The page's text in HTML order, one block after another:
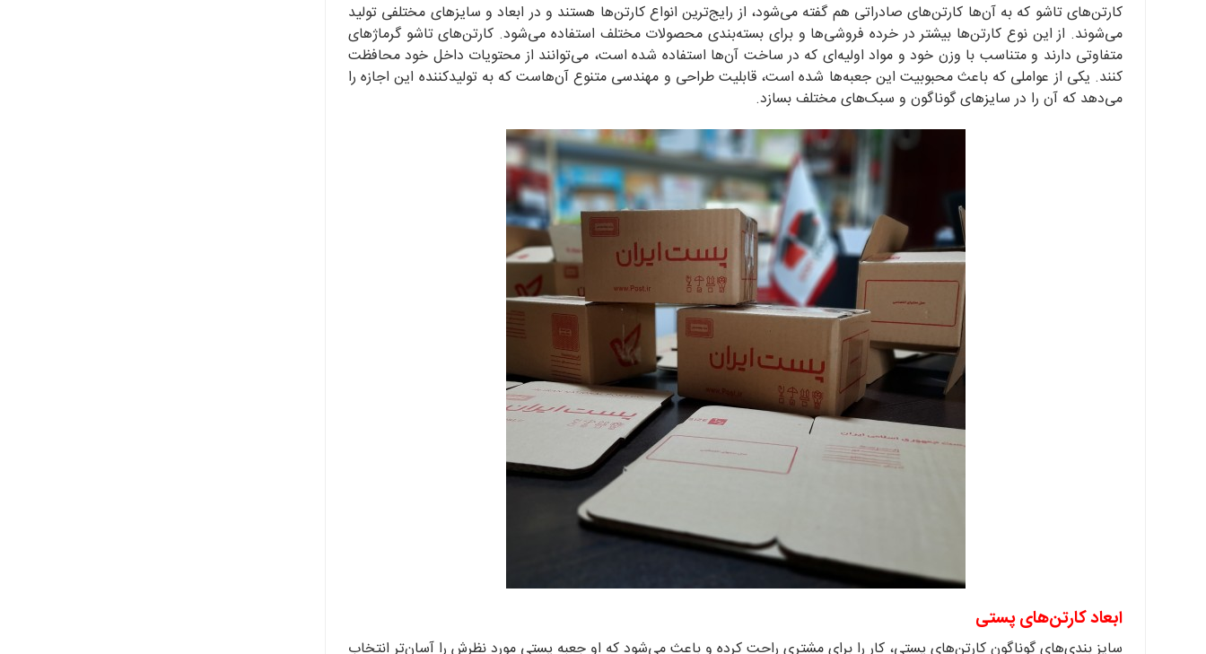
کارتن‌های تاشو که به آن‌ها کارتن‌های صادراتی هم گفته می‌شود، از رایج‌ترین انواع کارتن‌ها هستند و در ابعاد و سایزهای مختلفی تولید
می‌شوند. از این نوع کارتن‌ها بیشتر در خرده فروشی‌ها و برای بسته‌بندی محصولات مختلف استفاده می‌شود. کارتن‌های تاشو گرماژ‌های
متفاوتی دارند و متناسب با وزن خود و مواد اولیه‌ای که در ساخت آن‌ها استفاده شده است، می‌توانند از محتویات داخل خود محافظت
کنند. یکی از عواملی که باعث محبوبیت این جعبه‌ها شده است، قابلیت طراحی و مهندسی متنوع آن‌هاست که به تولیدکننده این اجازه را
می‌دهد که آن را در سایزهای گوناگون و سبک‌های مختلف بسازد.
ابعاد کارتن‌های پستی
سایز بندی‌های گوناگون کارتن‌های پستی، کار را برای مشتری راحت کرده و باعث می‌شود که او جعبه پستی مورد نظرش را آسان‌تر انتخاب